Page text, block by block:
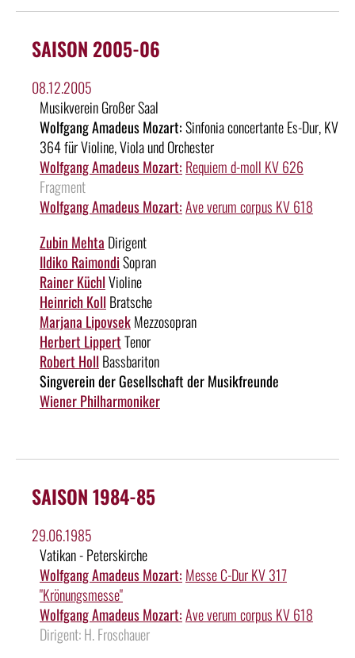
SAISON 2005-06
08.12.2005
Musikverein Großer Saal
Wolfgang Amadeus Mozart:Sinfonia concertante Es-Dur, KV
364 für Violine, Viola und Orchester
Wolfgang Amadeus Mozart: Requiem d-moll KV 626
Fragment
Wolfgang Amadeus Mozart:Ave verum corpus KV 618
Zubin Mehta Dirigent
Ildiko RaimondiSopran
Rainer KüchlVioline
Heinrich Koll Bratsche
Marjana LipovsekMezzosopran
Herbert LippertTenor
Robert Holl Bassbariton
Singverein der Gesellschaft der Musikfreunde
Wiener Philharmoniker
SAISON 1984-85
29.06.1985
Vatikan - Peterskirche
Wolfgang Amadeus Mozart: Messe C-Dur KV 317
"Krönungsmesse"
Wolfgang Amadeus Mozart:Ave verum corpus KV 618
Dirigent: H. Froschauer